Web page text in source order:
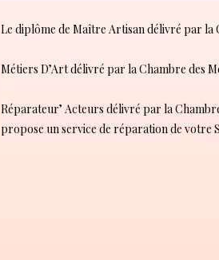
Le diplôme de Maître Artisan délivré par la
Métiers D’Art délivré par la Chambre des
Réparateur’ Acteurs délivré par la
propose un service de réparation de votre